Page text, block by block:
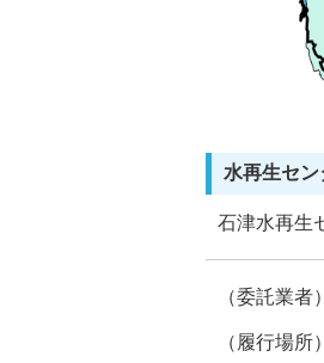
水再生セ
石津水再生
（委託業
（履行場